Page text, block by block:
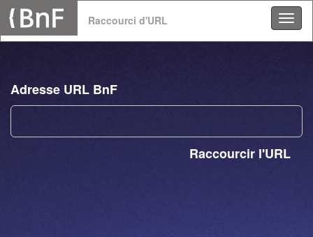
Panneau de gestion des cookies
Raccourci d'URL
Adresse URL BnF
Raccourcir l'URL